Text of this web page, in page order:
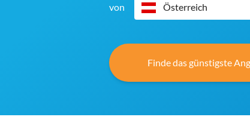
von Österreich
Finde das günstigste